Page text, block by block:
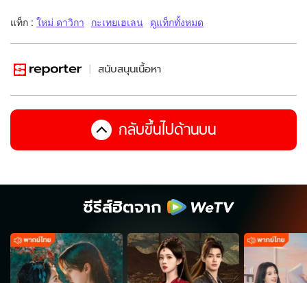
แท็ก : ใหม่ ดาวิกา กะเทยเฮเลน ดูแท็กทั้งหมด
สนับสนุนเนื้อหา
กลับขึ้นไปด้านบน
ซีรีส์ฮิตจาก